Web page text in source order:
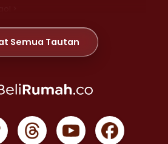
>
>
Pusat >
>
Baru >
Semua Tautan